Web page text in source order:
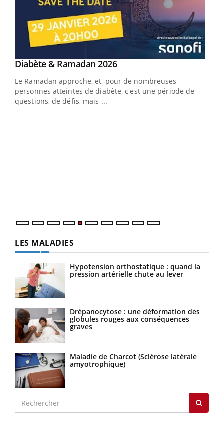
Youtube
Diabète & Ramadan 2026Youtube
Le Ramadan approche, et, pour de nombreuses
personnes atteintes de diabète, c'est une période de
questions, de défis, mais ...
Youtube
Un « jumeau numérique » pour faciliter l’accès
Un établissement lié à un groupe mutualiste innove en
matière de bilan de santé : l'utilisation d'un « jumeau
LES MALADIES
Hypotension orthostatique : quand la
pression artérielle chute au lever
Drépanocytose : une déformation des
globules rouges aux conséquences
graves
Maladie de Charcot (Sclérose latérale
amyotrophique)